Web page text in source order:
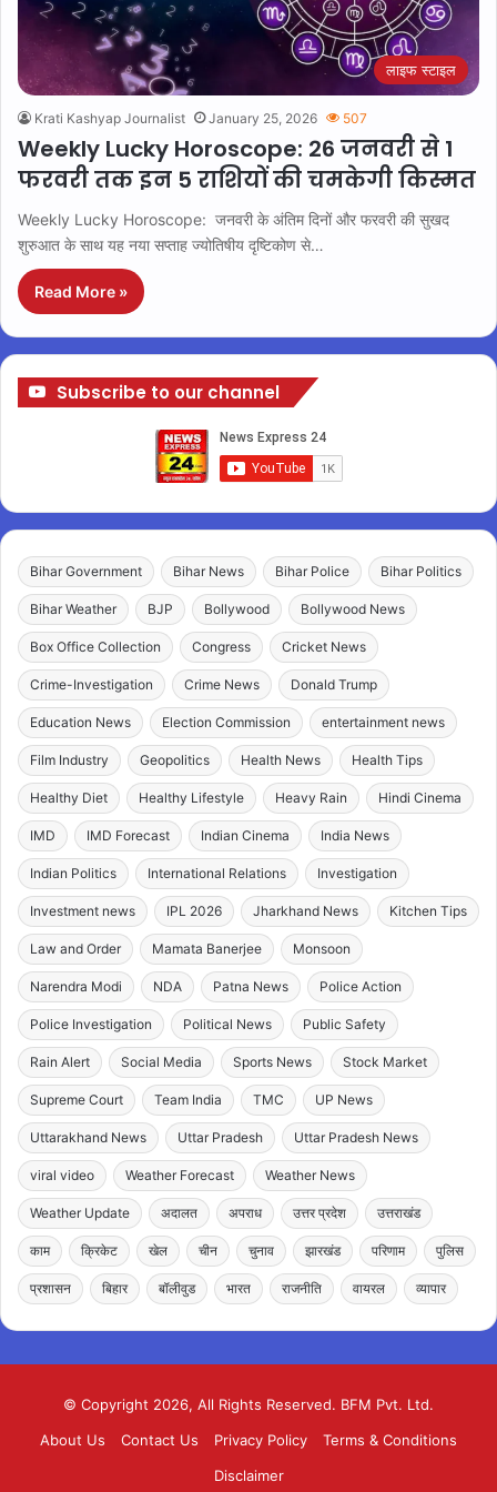
लाइफ स्टाइल
Krati Kashyap Journalist January 25, 2026 507
Weekly Lucky Horoscope: 26 जनवरी से 1
फरवरी तक इन 5 राशियों की चमकेगी किस्मत
Weekly Lucky Horoscope: जनवरी के अंतिम दिनों और फरवरी की सुखद
शुरुआत के साथ यह नया सप्ताह ज्योतिषीय दृष्टिकोण से…
Read More »
Subscribe to our channel
Bihar Government Bihar News Bihar Police Bihar Politics
Bihar Weather BJP Bollywood Bollywood News
Box Office Collection Congress Cricket News
Crime-Investigation Crime News Donald Trump
Education News Election Commission entertainment news
Film Industry Geopolitics Health News Health Tips
Healthy Diet Healthy Lifestyle Heavy Rain Hindi Cinema
IMD IMD Forecast Indian Cinema India News
Indian Politics International Relations Investigation
Investment news IPL 2026 Jharkhand News Kitchen Tips
Law and Order Mamata Banerjee Monsoon
Narendra Modi NDA Patna News Police Action
Police Investigation Political News Public Safety
Rain Alert Social Media Sports News Stock Market
Supreme Court Team India TMC UP News
Uttarakhand News Uttar Pradesh Uttar Pradesh News
viral video Weather Forecast Weather News
Weather Update अदालत अपराध उत्तर प्रदेश उत्तराखंड
काम क्रिकेट खेल चीन चुनाव झारखंड परिणाम पुलिस
प्रशासन बिहार बॉलीवुड भारत राजनीति वायरल व्यापार
© Copyright 2026, All Rights Reserved. BFM Pvt. Ltd.
About Us
Contact Us Privacy Policy
Terms & Conditions
Disclaimer